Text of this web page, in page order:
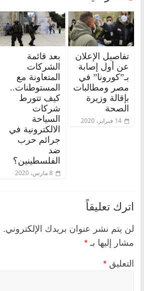
تفاصيل الإعلان
عن أول إصابة
بـ”كورونا” في
مصر ومطالبات
بإقالة وزيرة
الصحة
14 فبراير، 2020
بعد قائمة
الشركات
المتعاونة مع
المستوطنات..
كيف تتورط
شركات
السياحة
الالكترونية في
جرائم حرب
ضد
الفلسطينين؟
8 مارس، 2020
اترك تعليقاً
لن يتم نشر عنوان بريدك الإلكتروني.
مشار إليها بـ *
التعليق *